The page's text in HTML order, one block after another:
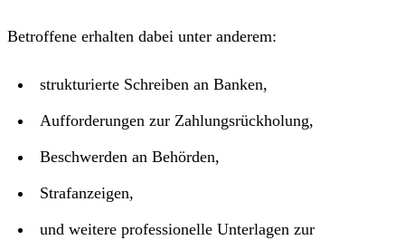
Betroffene erhalten dabei unter anderem:
strukturierte Schreiben an Banken,
Aufforderungen zur Zahlungsrückholung,
Beschwerden an Behörden,
Strafanzeigen,
und weitere professionelle Unterlagen zur